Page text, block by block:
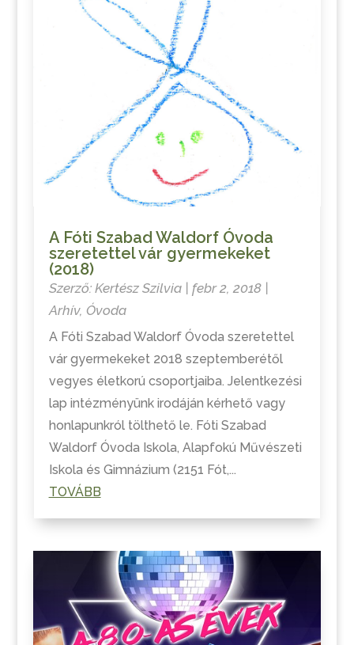
A Fóti Szabad Waldorf Óvoda
szeretettel vár gyermekeket
(2018)
Szerző: Kertész Szilvia| febr 2, 2018|
Arhív, Óvoda
A Fóti Szabad Waldorf Óvoda szeretettel
vár gyermekeket 2018 szeptemberétől
vegyes életkorú csoportjaiba. Jelentkezési
lap intézményünk irodáján kérhető vagy
honlapunkról tölthető le. Fóti Szabad
Waldorf Óvoda Iskola, Alapfokú Művészeti
Iskola és Gimnázium (2151 Fót,...
TOVÁBB